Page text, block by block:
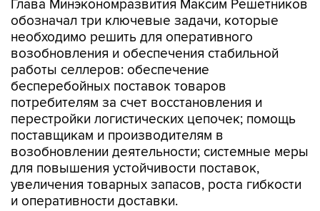
Глава Минэкономразвития Максим Решетников
обозначал три ключевые задачи, которые
необходимо решить для оперативного
возобновления и обеспечения стабильной
работы селлеров: обеспечение
бесперебойных поставок товаров
потребителям за счет восстановления и
перестройки логистических цепочек; помощь
поставщикам и производителям в
возобновлении деятельности; системные меры
для повышения устойчивости поставок,
увеличения товарных запасов, роста гибкости
и оперативности доставки.